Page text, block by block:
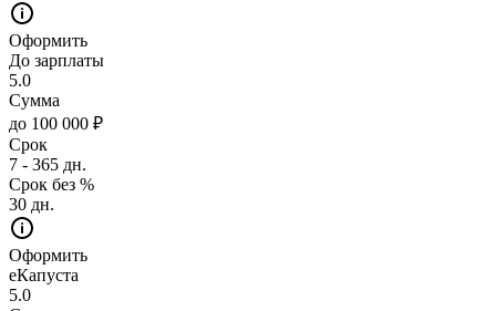
Оформить
До зарплаты
5.0
Сумма
до 100 000 ₽
Срок
7 - 365 дн.
Срок без %
30 дн.
Оформить
еКапуста
5.0